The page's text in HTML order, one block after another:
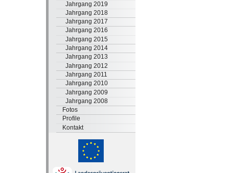
Jahrgang 2019
Jahrgang 2018
Jahrgang 2017
Jahrgang 2016
Jahrgang 2015
Jahrgang 2014
Jahrgang 2013
Jahrgang 2012
Jahrgang 2011
Jahrgang 2010
Jahrgang 2009
Jahrgang 2008
Fotos
Profile
Kontakt